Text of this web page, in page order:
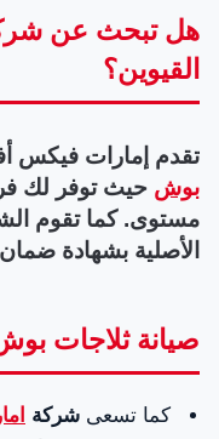
هل تبحث عن
القيوين؟
تقدم إمارات فيكس
بوش حيث توفر لك
مستوى. كما تقوم
الأصلية بشهادة
صيانة ثلاجات
كما تسعى شركة